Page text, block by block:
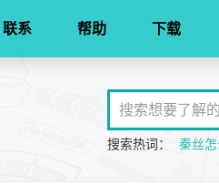
联系 帮助 下载
搜索热词： 秦丝